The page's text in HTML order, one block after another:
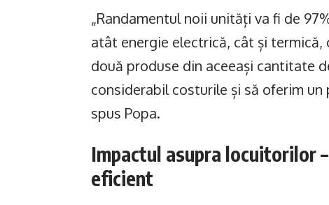
„Randamentul noii unități va fi de
atât energie electrică, cât și
două produse din aceeași cantitate
considerabil costurile și să oferim
spus Popa.
Impactul asupra locuitorilor
eficient